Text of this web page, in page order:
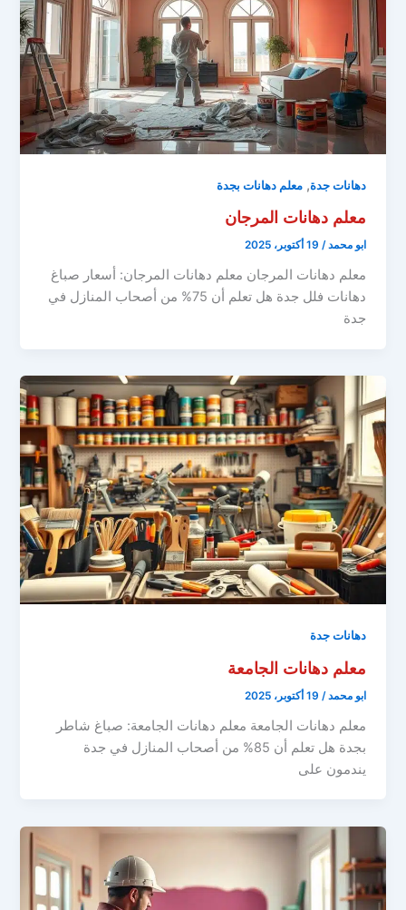
دهانات جدة,معلم دهانات بجدة
معلم دهانات المرجان
ابو محمد/ 19 أكتوبر، 2025
معلم دهانات المرجان معلم دهانات المرجان: أسعار صباغ
دهانات فلل جدة هل تعلم أن 75% من أصحاب المنازل في
جدة
دهانات جدة
معلم دهانات الجامعة
ابو محمد/ 19 أكتوبر، 2025
معلم دهانات الجامعة معلم دهانات الجامعة: صباغ شاطر
بجدة هل تعلم أن 85% من أصحاب المنازل في جدة
يندمون على